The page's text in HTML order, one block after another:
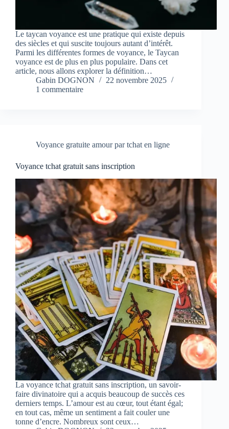
Le taycan voyance est une pratique qui existe depuis
des siècles et qui suscite toujours autant d’intérêt.
Parmi les différentes formes de voyance, le Taycan
voyance est de plus en plus populaire. Dans cet
article, nous allons explorer la définition…
Gabin DOGNON
22 novembre 2025
1 commentaire
Voyance gratuite amour par tchat en ligne
Voyance tchat gratuit sans inscription
La voyance tchat gratuit sans inscription, un savoir-
faire divinatoire qui a acquis beaucoup de succès ces
derniers temps. L’amour est au cœur, tout étant égal;
en tout cas, même un sentiment a fait couler une
tonne d’encre. Nombreux sont ceux…